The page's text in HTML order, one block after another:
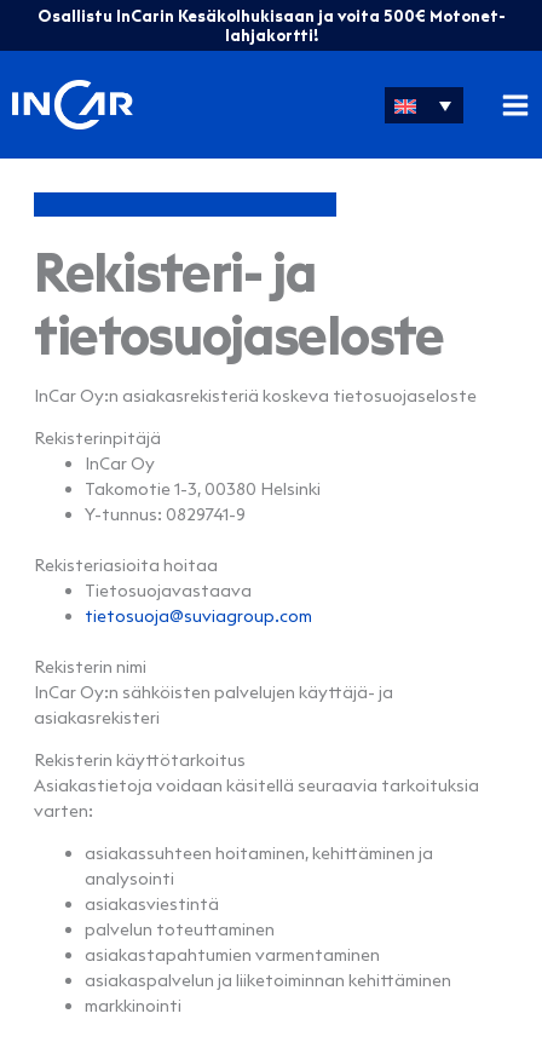
Osallistu InCarin Kesäkolhukisaan ja voita 500€ Motonet-
lahjakortti!
Rekisteri- ja
tietosuojaseloste
InCar Oy:n asiakasrekisteriä koskeva tietosuojaseloste
Rekisterinpitäjä
InCar Oy
Takomotie 1-3, 00380 Helsinki
Y-tunnus: 0829741-9
Rekisteriasioita hoitaa
Tietosuojavastaava
tietosuoja@suviagroup.com
Rekisterin nimi
InCar Oy:n sähköisten palvelujen käyttäjä- ja
asiakasrekisteri
Rekisterin käyttötarkoitus
Asiakastietoja voidaan käsitellä seuraavia tarkoituksia
varten:
asiakassuhteen hoitaminen, kehittäminen ja
analysointi
asiakasviestintä
palvelun toteuttaminen
asiakastapahtumien varmentaminen
asiakaspalvelun ja liiketoiminnan kehittäminen
markkinointi